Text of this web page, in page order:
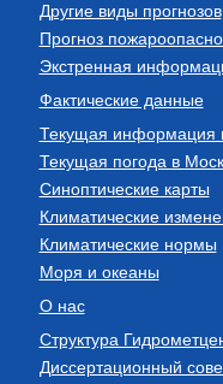
Другие виды прогнозов
Прогноз
Экстренная
Фактические данные
Текущая информация
Текущая погода в
Синоптические карты
Климатические
Климатические нормы
Моря и океаны
О нас
Структура
Диссертационный